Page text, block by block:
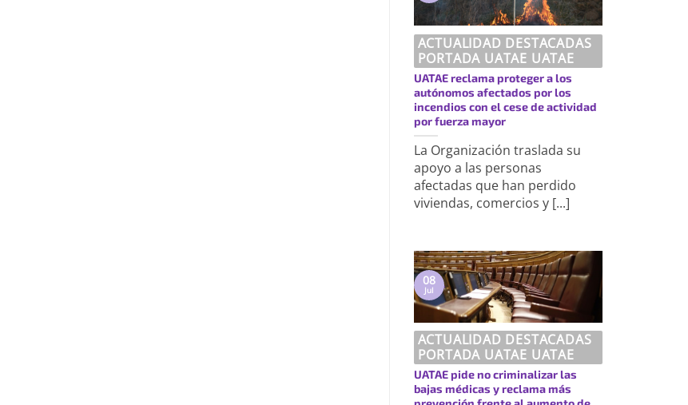
ACTUALIDAD DESTACADAS
PORTADA UATAE UATAE
UATAE reclama proteger a los
autónomos afectados por los
incendios con el cese de actividad
por fuerza mayor
La Organización traslada su
apoyo a las personas
afectadas que han perdido
viviendas, comercios y [...]
ACTUALIDAD DESTACADAS
PORTADA UATAE UATAE
UATAE pide no criminalizar las
bajas médicas y reclama más
08
Jul